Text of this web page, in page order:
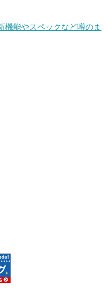
機能やスペックなど噂のま